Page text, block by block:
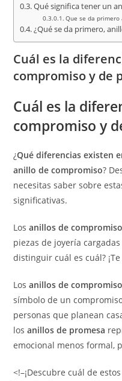
Qué significa tener un
Que se da
¿Qué se da primero,
Cuál es la
compromiso y de
Cuál es la
compromiso y
¿Qué diferencias existen
anillo de compromiso?
necesitas saber sobre
significativas.
Losanillos de compromiso
piezas de joyería
distinguir cuál es cuál?
Losanillos de compromiso
símbolo de un
personas que planean
losanillos de promesa
emocional menos formal,
<!–¡Descubre cuál de